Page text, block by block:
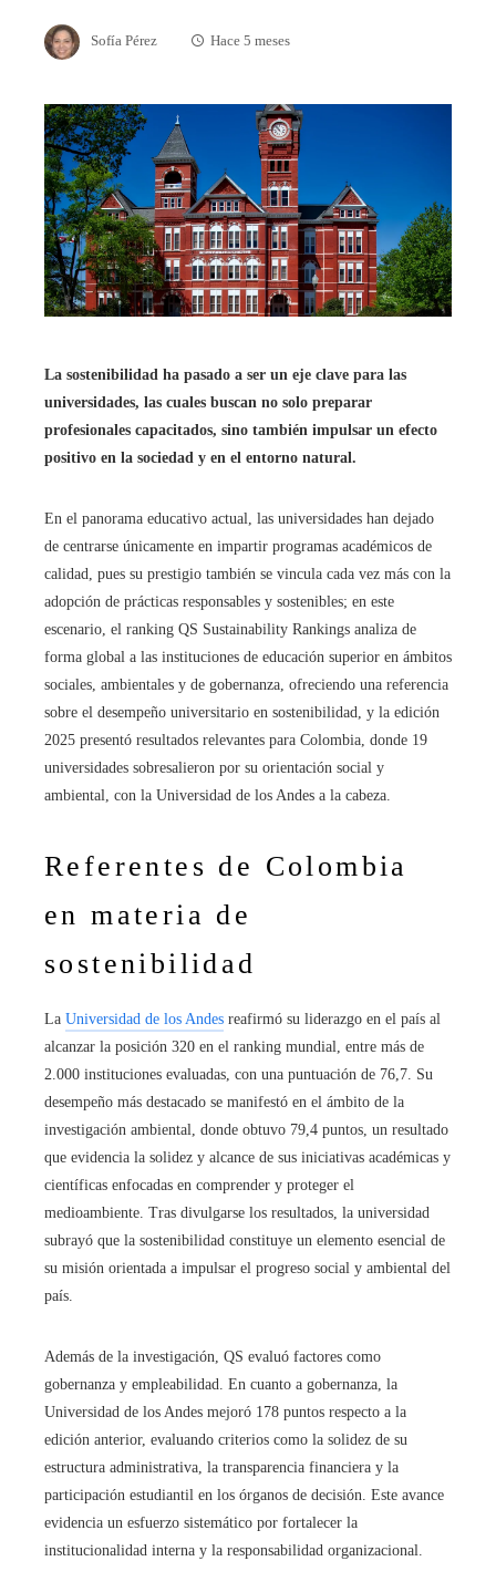
Sofía Pérez Hace 5 meses
La sostenibilidad ha pasado a ser un eje clave para las
universidades, las cuales buscan no solo preparar
profesionales capacitados, sino también impulsar un efecto
positivo en la sociedad y en el entorno natural.
En el panorama educativo actual, las universidades han dejado
de centrarse únicamente en impartir programas académicos de
calidad, pues su prestigio también se vincula cada vez más con la
adopción de prácticas responsables y sostenibles; en este
escenario, el ranking QS Sustainability Rankings analiza de
forma global a las instituciones de educación superior en ámbitos
sociales, ambientales y de gobernanza, ofreciendo una referencia
sobre el desempeño universitario en sostenibilidad, y la edición
2025 presentó resultados relevantes para Colombia, donde 19
universidades sobresalieron por su orientación social y
ambiental, con la Universidad de los Andes a la cabeza.
Referentes de Colombia
en materia de
sostenibilidad
La Universidad de los Andes reafirmó su liderazgo en el país al
alcanzar la posición 320 en el ranking mundial, entre más de
2.000 instituciones evaluadas, con una puntuación de 76,7. Su
desempeño más destacado se manifestó en el ámbito de la
investigación ambiental, donde obtuvo 79,4 puntos, un resultado
que evidencia la solidez y alcance de sus iniciativas académicas y
científicas enfocadas en comprender y proteger el
medioambiente. Tras divulgarse los resultados, la universidad
subrayó que la sostenibilidad constituye un elemento esencial de
su misión orientada a impulsar el progreso social y ambiental del
país.
Además de la investigación, QS evaluó factores como
gobernanza y empleabilidad. En cuanto a gobernanza, la
Universidad de los Andes mejoró 178 puntos respecto a la
edición anterior, evaluando criterios como la solidez de su
estructura administrativa, la transparencia financiera y la
participación estudiantil en los órganos de decisión. Este avance
evidencia un esfuerzo sistemático por fortalecer la
institucionalidad interna y la responsabilidad organizacional.